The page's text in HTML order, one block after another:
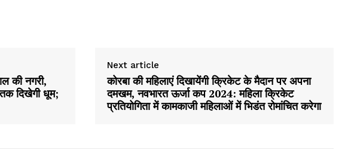
की नगरी,
दिखेगी धूम;
Next article
कोरबा की महिलाएं दिखायेंगी क्रिकेट के मैदान पर अपना
दमखम, नवभारत ऊर्जा कप 2024: महिला क्रिकेट
प्रतियोगिता में कामकाजी महिलाओं में भिडंत रोमांचित करेगा